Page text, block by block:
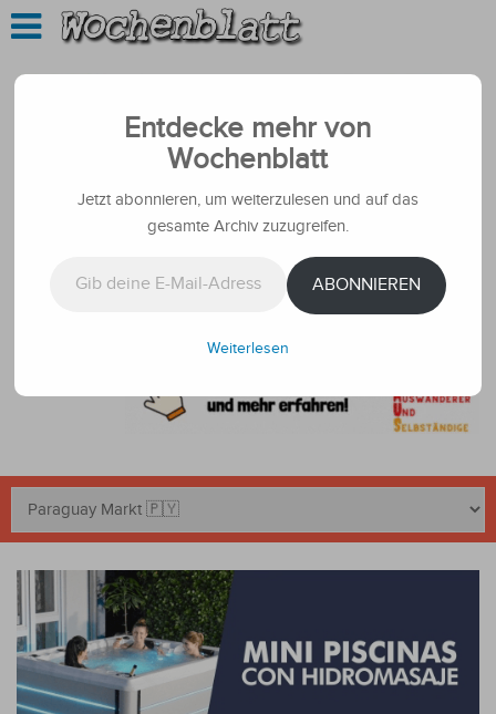
Entdecke mehr von
Wochenblatt
Jetzt abonnieren, um weiterzulesen und auf das
gesamte Archiv zuzugreifen.
ABONNIEREN
Weiterlesen